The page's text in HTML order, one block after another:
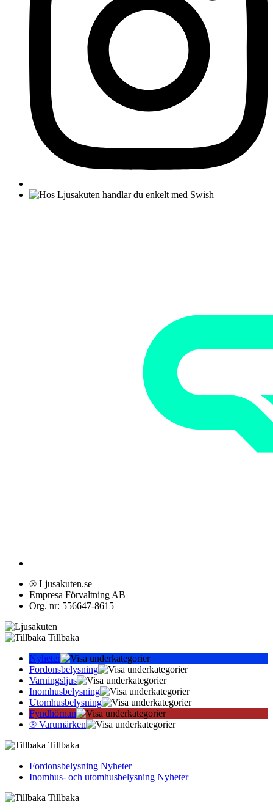
® Ljusakuten.se
Empresa Förvaltning AB
Org. nr: 556647-8615
Tillbaka
Nyheter
Fordonsbelysning
Varningsljus
Inomhusbelysning
Utomhusbelysning
Fyndhörnan
® Varumärken
Tillbaka
Fordonsbelysning Nyheter
Inomhus- och utomhusbelysning Nyheter
Tillbaka